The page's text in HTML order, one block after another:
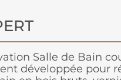
Salle de Bain
développée pour